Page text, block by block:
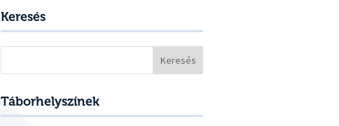
Keresés
Táborhelyszínek